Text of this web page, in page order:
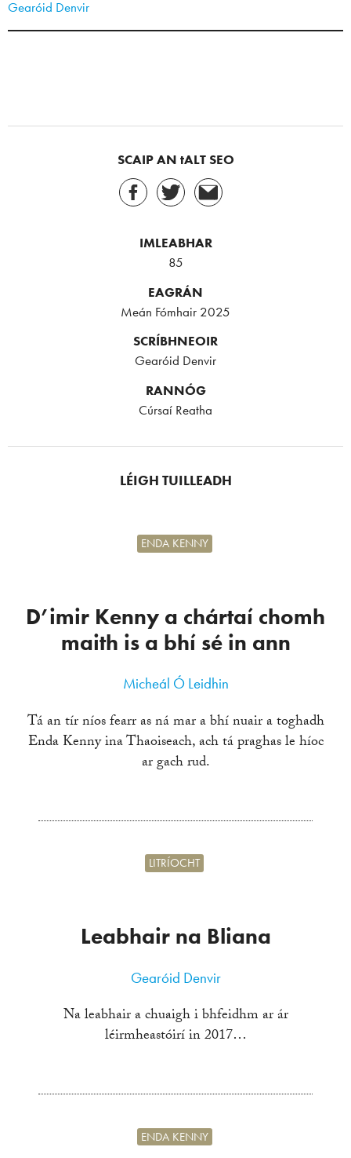
Gearóid Denvir
SCAIP AN tALT SEO
IMLEABHAR
85
EAGRÁN
Meán Fómhair 2025
SCRÍBHNEOIR
Gearóid Denvir
RANNÓG
Cúrsaí Reatha
LÉIGH TUILLEADH
D’imir Kenny a chártaí chomh
maith is a bhí sé in ann
ENDA KENNY
Micheál Ó Leidhin
Tá an tír níos fearr as ná mar a bhí nuair a toghadh
Enda Kenny ina Thaoiseach, ach tá praghas le híoc
ar gach rud.
Leabhair na Bliana
LITRÍOCHT
Gearóid Denvir
Na leabhair a chuaigh i bhfeidhm ar ár
léirmheastóirí in 2017…
ENDA KENNY